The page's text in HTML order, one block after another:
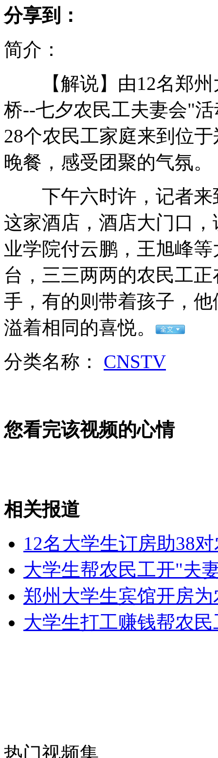
沈阳：27株30多年道旁大树被砍
韩提前建造第二艘独岛级攻击舰
回顾阳明滩大桥通车盛大场面
韩国法院判三星苹果互侵专利
山西运城恶犬咬伤多人 警民合力深夜将其击毙
女孩北京地铁殴打老人 痛下狠手拳打脚踢
无痛分娩是否安全 医生回应
外交部：有关国家言论片面不公正
走！跟着总书记去植树
消防员救轻生者 花炮节热闹非凡 减压"枕头大战"
纽约上演“枕头大战”
分享到：
简介：
【解说】由12名郑州
桥--七夕农民工夫妻会"
28个农民工家庭来到位
晚餐，感受团聚的气氛。
下午六时许，记者来
这家酒店，酒店大门口
业学院付云鹏，王旭峰
台，三三两两的农民工
手，有的则带着孩子，
溢着相同的喜悦。
分类名称： CNSTV
您看完该视频的心情
相关报道
12名大学生订房助38
大学生帮农民工开"夫
郑州大学生宾馆开房
大学生打工赚钱帮农
热门视频集